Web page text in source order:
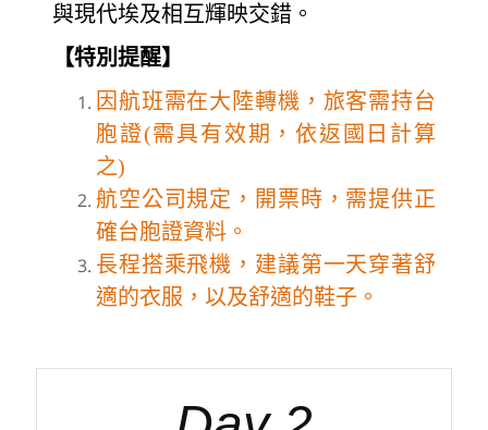
與現代埃及相互輝映交錯。
【特別提醒】
因航班需在大陸轉機，旅客需持台
胞證(需具有效期，依返國日計算
之)
航空公司規定，開票時，需提供正
確台胞證資料。
長程搭乘飛機，建議第一天穿著舒
適的衣服，以及舒適的鞋子。